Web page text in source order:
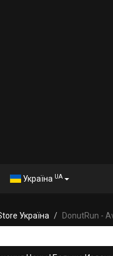
Україна UA
Україна DonutRun -